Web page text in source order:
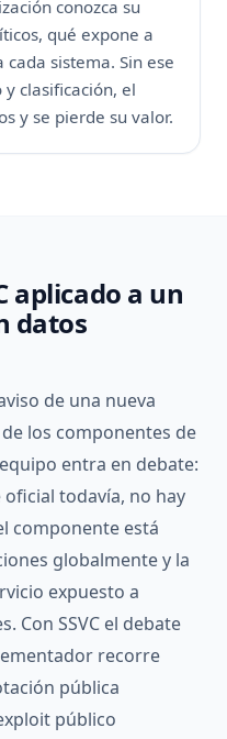
conozca su
qué expone a
sistema. Sin ese
clasificación, el
y se pierde su valor.
aplicado a un
datos
de una nueva
los componentes de
entra en debate:
oficial todavía, no hay
componente está
globalmente y la
expuesto a
Con SSVC el debate
recorre
pública
público